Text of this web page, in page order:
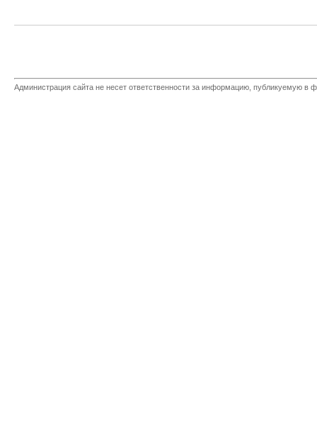
Администрация сайта не несет ответственности за информацию, публикуемую